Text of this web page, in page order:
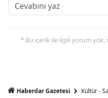
* Bu içerik ile ilgili yorum yok,
Haberdar Gazetesi Kültür -